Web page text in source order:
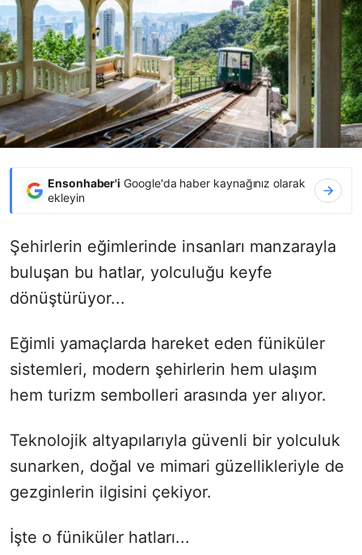
Ensonhaber'i Google'da haber kaynağınız olarak
ekleyin
Şehirlerin eğimlerinde insanları manzarayla
buluşan bu hatlar, yolculuğu keyfe
dönüştürüyor...
Eğimli yamaçlarda hareket eden füniküler
sistemleri, modern şehirlerin hem ulaşım
hem turizm sembolleri arasında yer alıyor.
Teknolojik altyapılarıyla güvenli bir yolculuk
sunarken, doğal ve mimari güzellikleriyle de
gezginlerin ilgisini çekiyor.
İşte o füniküler hatları...